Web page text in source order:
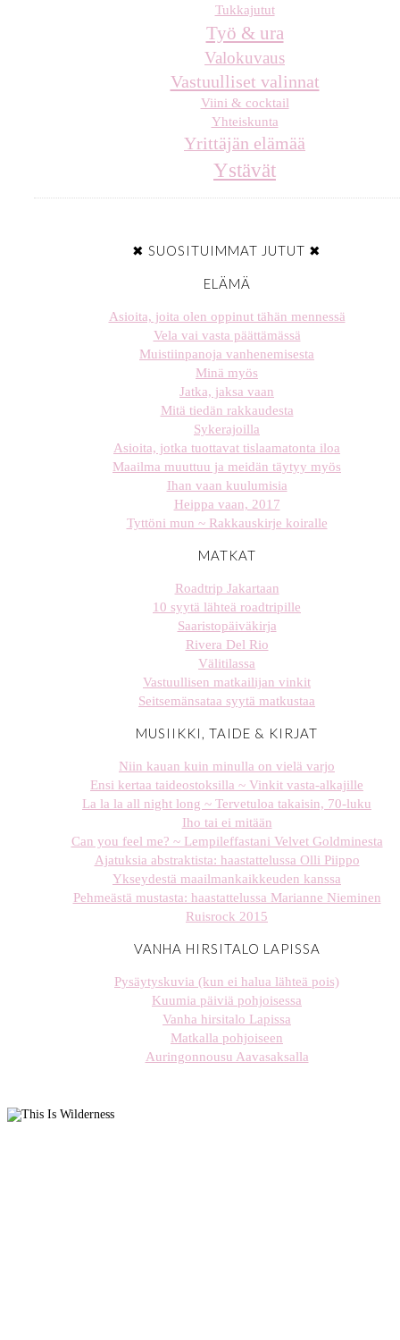
Tukkajutut
Työ & ura
Valokuvaus
Vastuulliset valinnat
Viini & cocktail
Yhteiskunta
Yrittäjän elämää
Ystävät
✖ SUOSITUIMMAT JUTUT ✖
ELÄMÄ
Asioita, joita olen oppinut tähän mennessä
Vela vai vasta päättämässä
Muistiinpanoja vanhenemisesta
Minä myös
Jatka, jaksa vaan
Mitä tiedän rakkaudesta
Sykerajoilla
Asioita, jotka tuottavat tislaamatonta iloa
Maailma muuttuu ja meidän täytyy myös
Ihan vaan kuulumisia
Heippa vaan, 2017
Tyttöni mun ~ Rakkauskirje koiralle
MATKAT
Roadtrip Jakartaan
10 syytä lähteä roadtripille
Saaristopäiväkirja
Rivera Del Rio
Välitilassa
Vastuullisen matkailijan vinkit
Seitsemänsataa syytä matkustaa
MUSIIKKI, TAIDE & KIRJAT
Niin kauan kuin minulla on vielä varjo
Ensi kertaa taideostoksilla ~ Vinkit vasta-alkajille
La la la all night long ~ Tervetuloa takaisin, 70-luku
Iho tai ei mitään
Can you feel me? ~ Lempileffastani Velvet Goldminesta
Ajatuksia abstraktista: haastattelussa Olli Piippo
Ykseydestä maailmankaikkeuden kanssa
Pehmeästä mustasta: haastattelussa Marianne Nieminen
Ruisrock 2015
VANHA HIRSITALO LAPISSA
Pysäytyskuvia (kun ei halua lähteä pois)
Kuumia päiviä pohjoisessa
Vanha hirsitalo Lapissa
Matkalla pohjoiseen
Auringonnousu Aavasaksalla